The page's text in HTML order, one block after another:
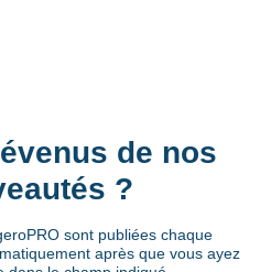
de nos
?
sont publiées chaque
après que vous ayez